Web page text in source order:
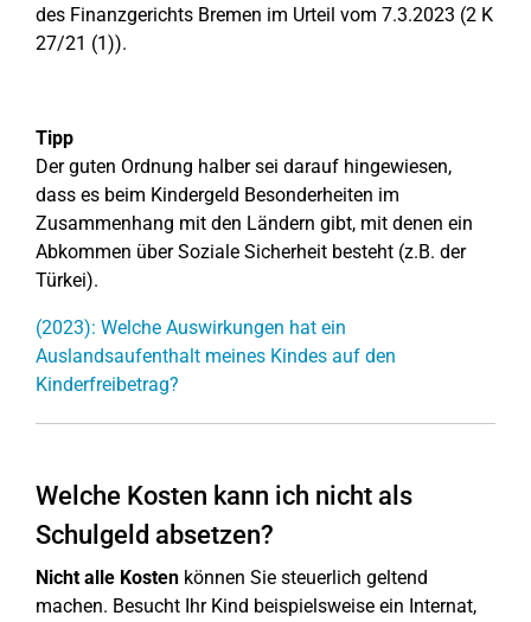
des Finanzgerichts Bremen im Urteil vom 7.3.2023 (2 K
27/21 (1)).
Tipp
Der guten Ordnung halber sei darauf hingewiesen,
dass es beim Kindergeld Besonderheiten im
Zusammenhang mit den Ländern gibt, mit denen ein
Abkommen über Soziale Sicherheit besteht (z.B. der
Türkei).
(2023): Welche Auswirkungen hat ein
Auslandsaufenthalt meines Kindes auf den
Kinderfreibetrag?
Welche Kosten kann ich nicht als
Schulgeld absetzen?
Nicht alle Kosten können Sie steuerlich geltend
machen. Besucht Ihr Kind beispielsweise ein Internat,